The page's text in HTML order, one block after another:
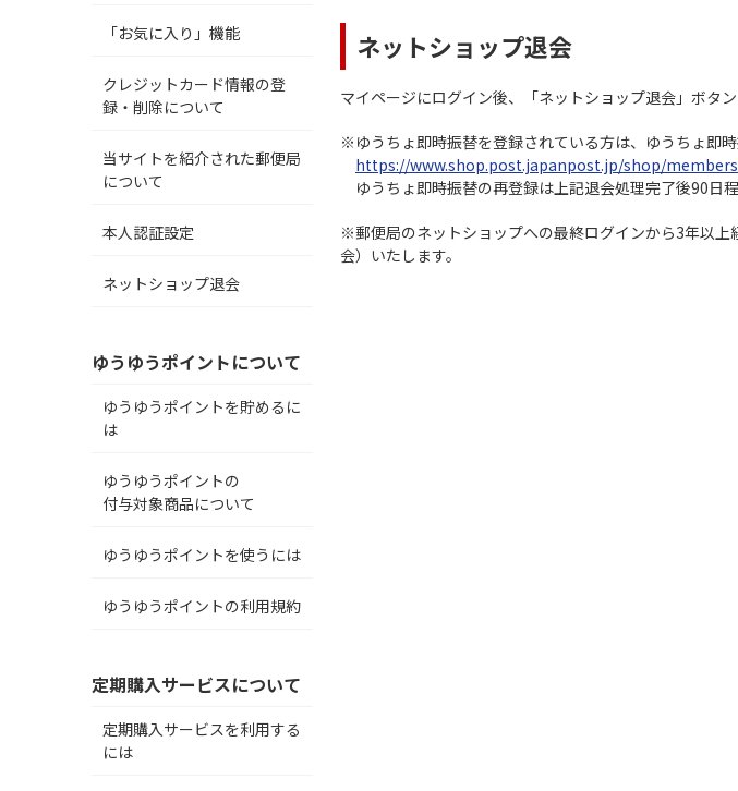
「お気に入り」機能
クレジットカード情報の登
録・削除について
当サイトを紹介された郵便局
について
本人認証設定
ネットショップ退会
ゆうゆうポイントについて
ゆうゆうポイントを貯めるに
は
ゆうゆうポイントの
付与対象商品について
ゆうゆうポイントを使うには
ゆうゆうポイントの利用規約
定期購入サービスについて
定期購入サービスを利用する
には
ネットショップ退会
マイページにログイン後、「ネットショップ退会」ボタン
※ゆうちょ即時振替を登録されている方は、ゆうちょ即時
https://www.shop.post.japanpost.jp/shop/
ゆうちょ即時振替の再登録は上記退会処理完了後90日
※郵便局のネットショップへの最終ログインから3年以
会）いたします。